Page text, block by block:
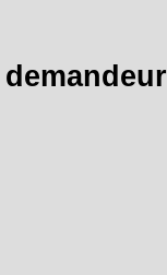
demandeur